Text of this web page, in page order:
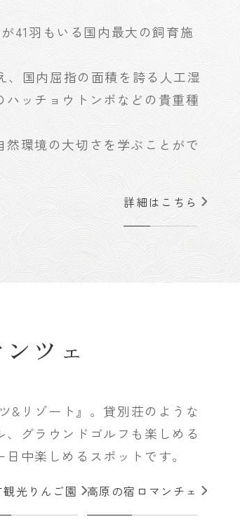
41羽もいる国内最大の飼育施
、国内屈指の面積を誇る人工湿
ッチョウトンボなどの貴重種
環境の大切さを学ぶことがで
詳細はこちら
ツェ
&リゾート』。貸別荘のような
グラウンドゴルフも楽しめる
中楽しめるスポットです。
光りんご園 高原の宿ロマンチェ